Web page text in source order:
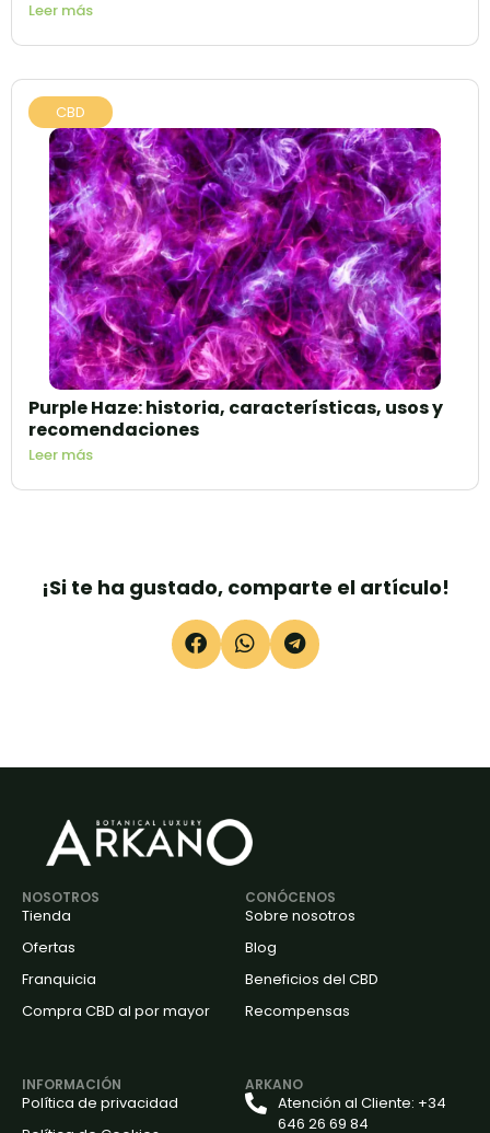
Leer más
CBD
Purple Haze: historia, características, usos y
recomendaciones
Leer más
¡Si te ha gustado, comparte el artículo!
NOSOTROS
Tienda
Ofertas
Franquicia
Compra CBD al por mayor
CONÓCENOS
Sobre nosotros
Blog
Beneficios del CBD
Recompensas
INFORMACIÓN
Política de privacidad
ARKANO
Atención al Cliente: +34
646 26 69 84